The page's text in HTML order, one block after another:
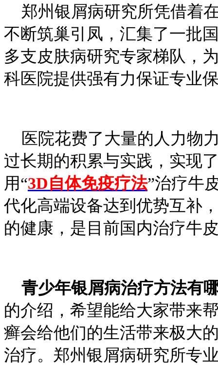
郑州银屑病研究所凭借着
不断筑巢引凤，汇集了一批
多支皮肤病研究专家梯队，
科医院提供强有力保证专业
医院花费了大量的人力物
过长期的积累与实践，实现
用“3D自体免疫疗法”治疗牛
代化高端设备达到优势互补
的健康，是目前国内治疗牛
青少年银屑病治疗方法有
的介绍，希望能给大家带来
癣会给他们的生活带来极大
治疗。郑州银屑病研究所专